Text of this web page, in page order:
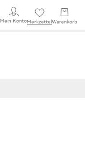
Mein KontoMerkzettel Warenkorb